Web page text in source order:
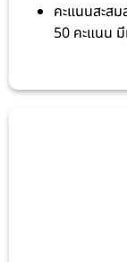
คะแนนสะส
50 คะแนน